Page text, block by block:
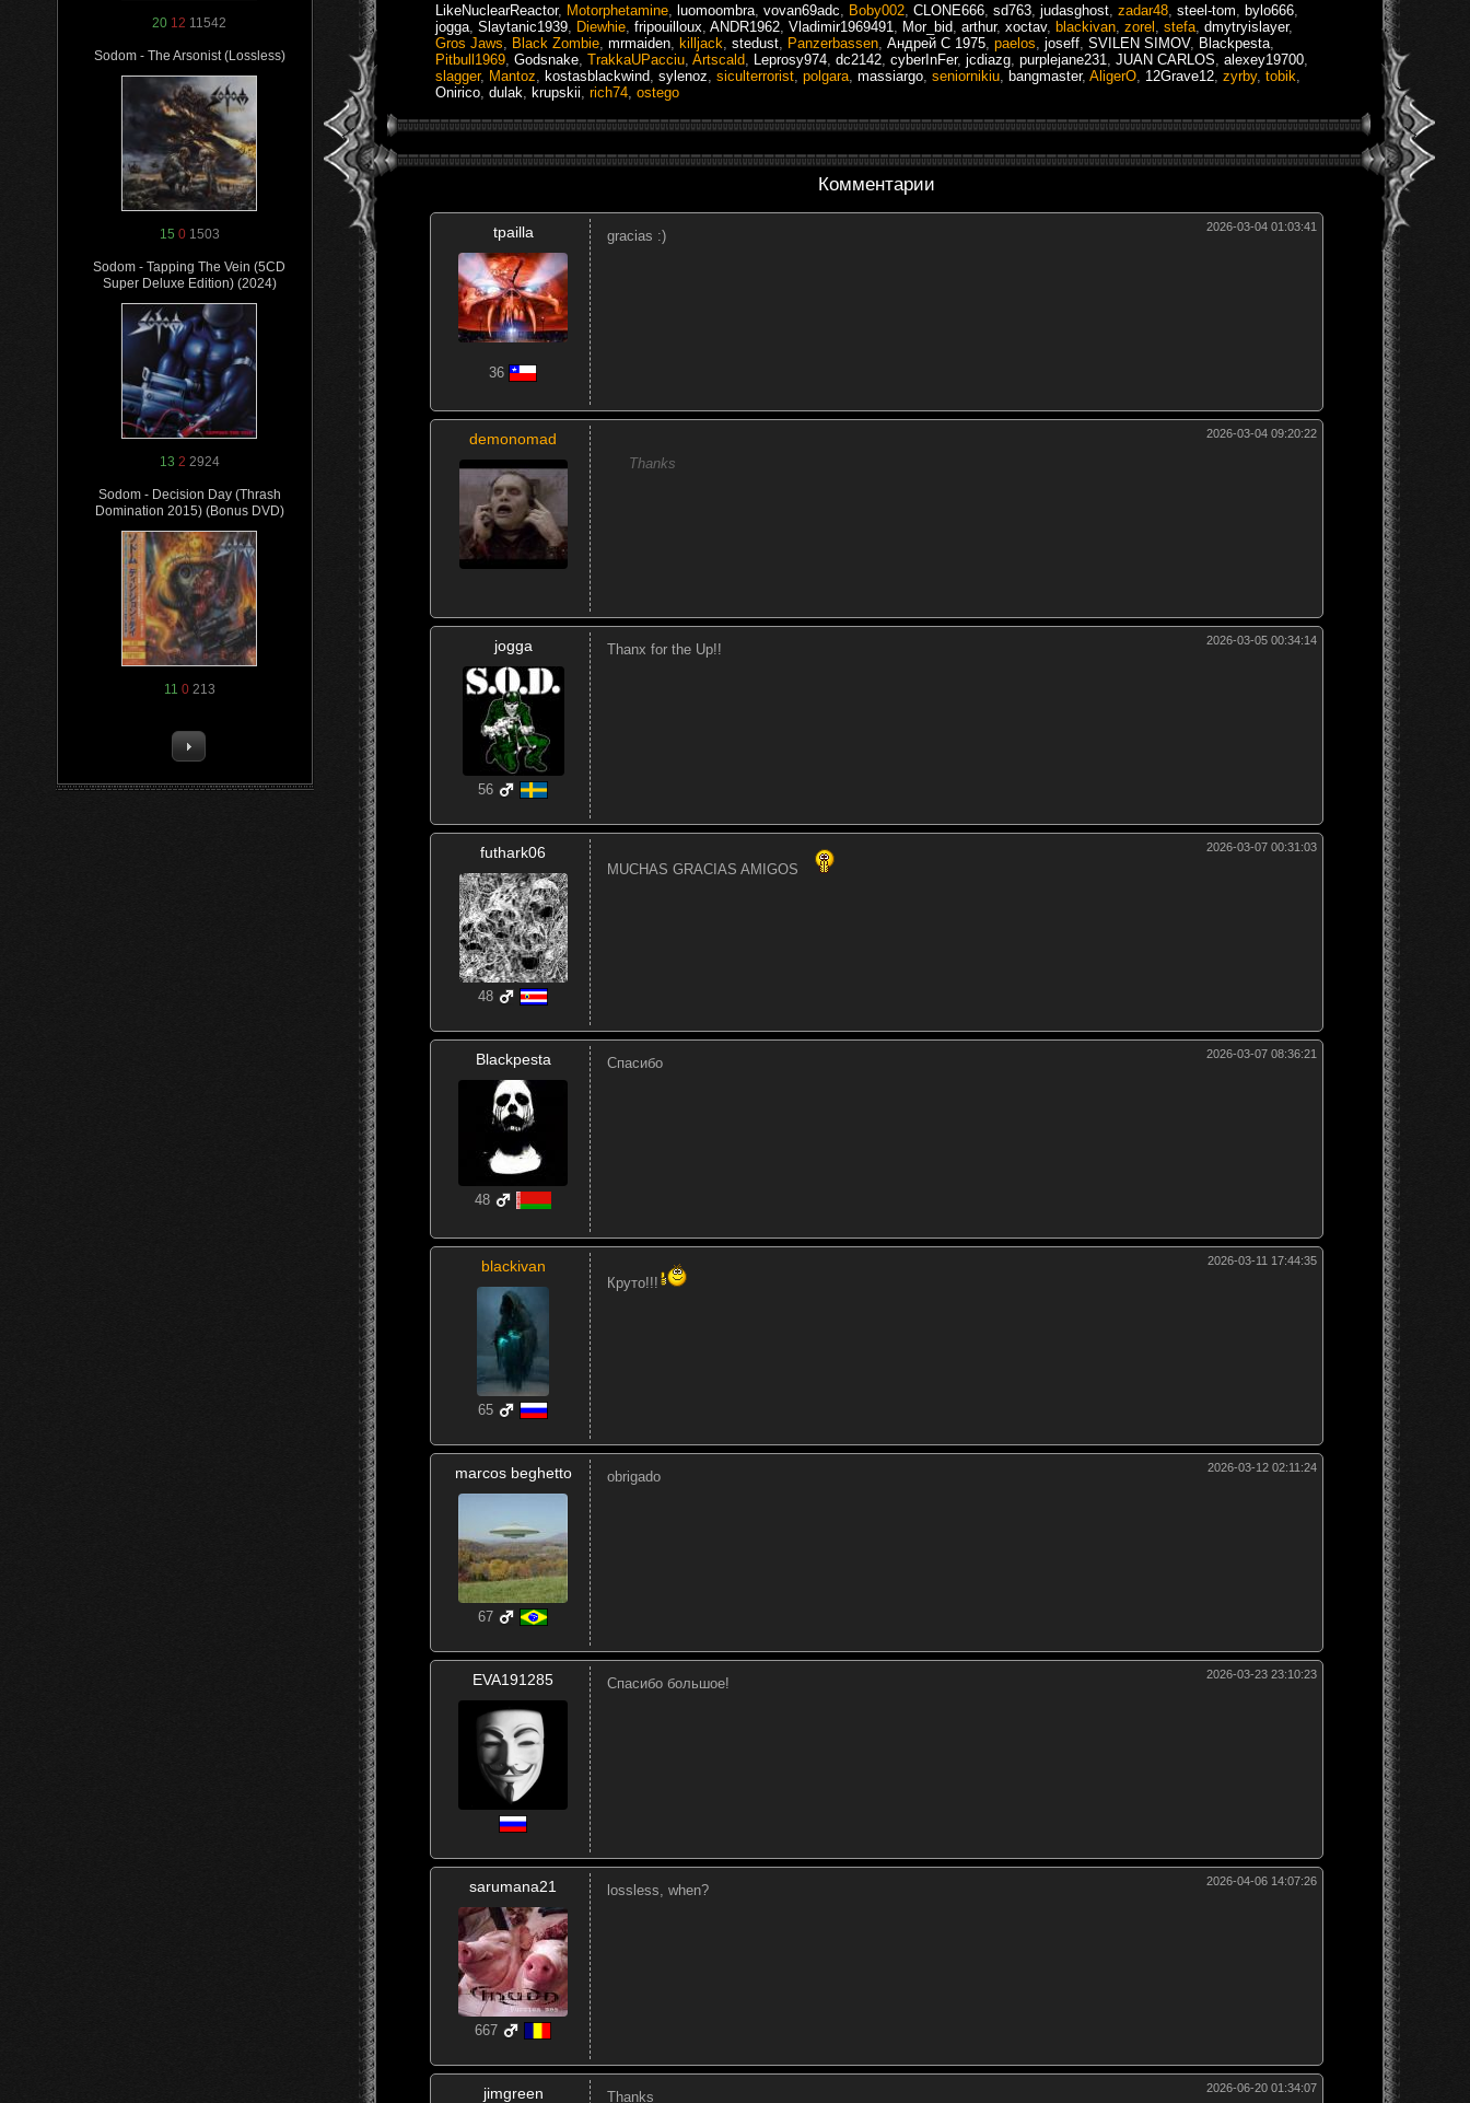
20 12 11542
Sodom - The Arsonist (Lossless)
15 01503
Sodom - Tapping The Vein (5CD
Super Deluxe Edition) (2024)
13 2 2924
Sodom - Decision Day (Thrash
Domination 2015) (Bonus DVD)
11 0213
LikeNuclearReactor, Motorphetamine luomoombra vovan69adc Boby002 CLONE666 sd763 judasghost zadar48 steel-tom bylo666
jogga Slaytanic1939 Diewhie fripouilloux ANDR1962 Vladimir1969491 Mor_bid arthur, xoctav, blackivan zorel stefa dmytryislayer,
Gros Jaws
Black Zombie mrmaiden killjack stedust Panzerbassen Андрей С 1975 paelos joseff SVILEN SIMOV, Blackpesta
Pitbull1969 Godsnake TrakkaUPacciu Artscald Leprosy974 dc2142 cyberInFer, jcdiazg purplejane231 JUAN CARLOS alexey19700
slagger, Mantoz kostasblackwind sylenoz siculterrorist polgara massiargo seniornikiu bangmaster, AligerO 12Grave12 zyrby, tobik
Onirico dulak krupskii rich74 ostego
Комментарии
tpailla
36
2026-03-04 01:03:41
gracias :)
demonomad 2026-03-04 09:20:22
Thanks
jogga
56
2026-03-05 00:34:14
Thanx for the Up!!
futhark06
48
2026-03-07 00:31:03
MUCHAS GRACIAS AMIGOS
Blackpesta
48
2026-03-07 08:36:21
Спасибо
blackivan
65
2026-03-11 17:44:35
Круто!!!
marcos beghetto
67
2026-03-12 02:11:24
obrigado
EVA191285 2026-03-23 23:10:23
Спасибо большое!
sarumana21
667
2026-04-06 14:07:26
lossless, when?
jimgreen 2026-06-20 01:34:07
Thanks